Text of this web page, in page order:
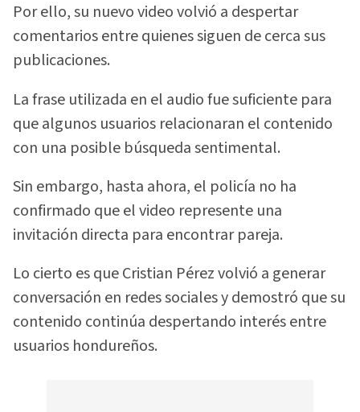
Por ello, su nuevo video volvió a despertar
comentarios entre quienes siguen de cerca sus
publicaciones.
La frase utilizada en el audio fue suficiente para
que algunos usuarios relacionaran el contenido
con una posible búsqueda sentimental.
Sin embargo, hasta ahora, el policía no ha
confirmado que el video represente una
invitación directa para encontrar pareja.
Lo cierto es que Cristian Pérez volvió a generar
conversación en redes sociales y demostró que su
contenido continúa despertando interés entre
usuarios hondureños.